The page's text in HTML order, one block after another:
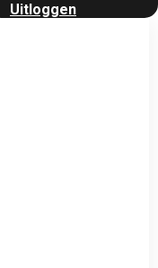
Uitloggen